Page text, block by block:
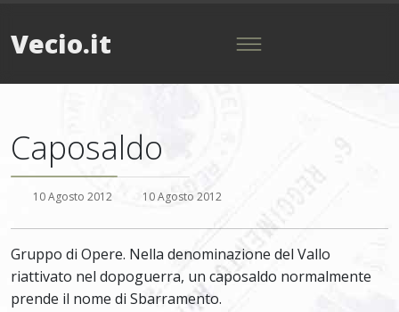
Vecio.it
Caposaldo
10 Agosto 2012 10 Agosto 2012
Gruppo di Opere. Nella denominazione del Vallo
riattivato nel dopoguerra, un caposaldo normalmente
prende il nome di Sbarramento.